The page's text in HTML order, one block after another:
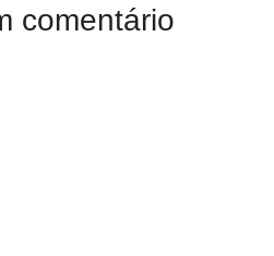
comentário